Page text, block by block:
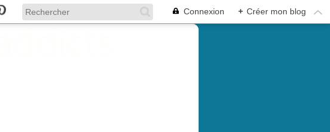
Connexion + Créer mon blog